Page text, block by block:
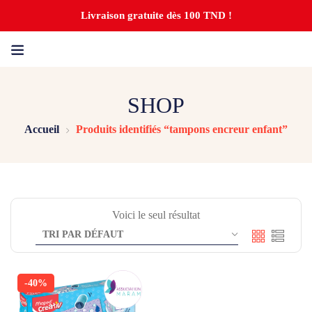
Livraison gratuite dès 100 TND !
SHOP
Accueil Produits identifiés “tampons encreur enfant”
Voici le seul résultat
-40%